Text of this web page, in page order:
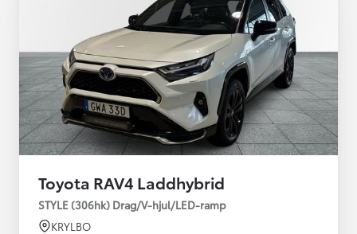
Toyota RAV4 Laddhybrid
STYLE (306hk) Drag/V-hjul/LED-ramp
KRYLBO